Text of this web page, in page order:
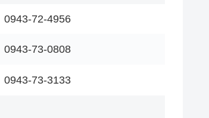
0943-72-4956
0943-73-0808
0943-73-3133